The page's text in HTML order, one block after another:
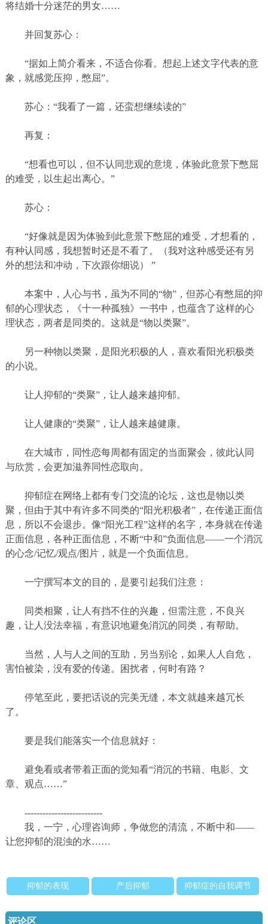
将结婚十分迷茫的男女……
并回复苏心：
“据如上简介看来，不适合你看。想起上述文字代表的意
象，就感觉压抑，憋屈”。
苏心：“我看了一篇，还蛮想继续读的”
再复：
“想看也可以，但不认同悲观的意境，体验此意景下憋屈
的难受，以生起出离心。”
苏心：
“好像就是因为体验到此意景下憋屈的难受，才想看的，
有种认同感，我想暂时还是不看了。（我对这种感受还有另
外的想法和冲动，下次跟你细说）
”
本案中，人心与书，虽为不同的“物”，但苏心有憋屈的抑
郁的心理状态，《十一种孤独》一书中，也蕴含了这样的心
理状态，两者是同类的。这就是“物以类聚”。
另一种物以类聚，是阳光积极的人，喜欢看阳光积极类
的小说。
让人抑郁的“类聚”，让人越来越抑郁。
让人健康的“类聚”，让人越来越健康。
在大城市，同性恋每周都有固定的当面聚会，彼此认同
与欣赏，会更加滋养同性恋取向。
抑郁症在网络上都有专门交流的论坛，这也是物以类
聚，但由于其中有许多不同类的“阳光积极者”，在传递正面信
息，所以不会退步。像“阳光工程”这样的名字，本身就在传递
正面信息，各种正面信息，不断“中和”负面信息——一个消沉
的心念/记忆/观点/图片，就是一个负面信息。
一宁撰写本文的目的，是要引起我们注意：
同类相聚，让人有挡不住的兴趣，但需注意，不良兴
趣，让人没法幸福，有意识地避免消沉的同类，有帮助。
当然，人与人之间的互助，另当别论，如果人人自危，
害怕被染，没有爱的传递。困扰者，何时有路？
停笔至此，要把话说的完美无缝，本文就越来越冗长
了。
要是我们能落实一个信息就好：
避免看或者带着正面的觉知看“消沉的书籍、电影、文
章、观点……”
--------------------------
我，一宁，心理咨询师，争做您的清流，不断中和——
让您抑郁的混浊的水……
抑郁的表现 产后抑郁 抑郁症的自我调节
评论区